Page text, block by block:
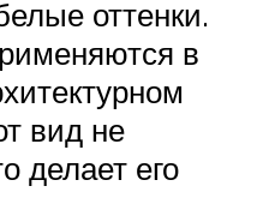
оттенки.
в
вид не
делает его